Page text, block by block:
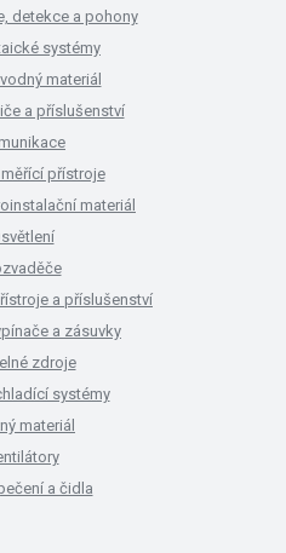
detekce a pohony
systémy
materiál
a příslušenství
přístroje
materiál
a příslušenství
a zásuvky
zdroje
systémy
materiál
a čidla